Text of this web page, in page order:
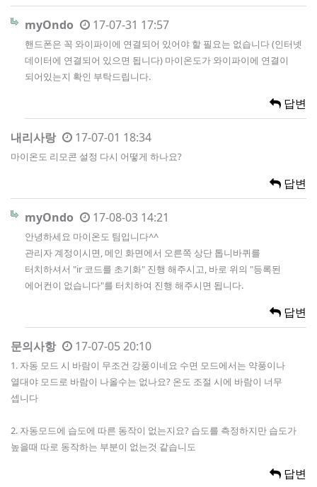
myOndo 17-07-31 17:57
핸드폰은 꼭 와이파이에 연결되어 있어야 할 필요는 없습니다 (인터넷
데이터에 연결되어 있으면 됩니다) 마이온도가 와이파이에 연결이
되어있는지 확인 부탁드립니다.
답변
내리사랑 17-07-01 18:34
마이온도 리모콘 설정 다시 어떻게 하나요?
답변
myOndo 17-08-03 14:21
안녕하세요 마이온도 팀입니다^^
관리자 계정이시면, 메인 화면에서 오른쪽 상단 톱니바퀴를
터치하셔서 "ir 코드를 초기화" 진행 해주시고, 바로 위의 "등록된
에어컨이 없습니다"를 터치하여 진행 해주시면 됩니다.
답변
문의사항 17-07-05 20:10
1. 자동 모드 시 바람이 무조건 강풍이네요 수면 모드에서는 약풍이나
열대야 모드로 바람이 나올수는 없나요? 온도 조절 시에 바람이 너무
셉니다
2. 자동모드에 습도에 따른 동작이 없는지요? 습도를 측정하지만 습도가
높을때 따로 동작하는 부분이 없는것 같습니도
답변